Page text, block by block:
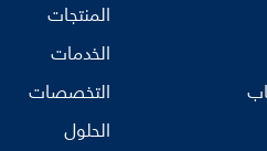
المنتجات
الخدمات
التخصصات
الحلول